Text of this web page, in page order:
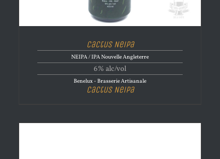
Cactus Neipa
NEIPA / IPA Nouvelle Angleterre
6% alc/vol
Benelux - Brasserie Artisanale
Cactus Neipa